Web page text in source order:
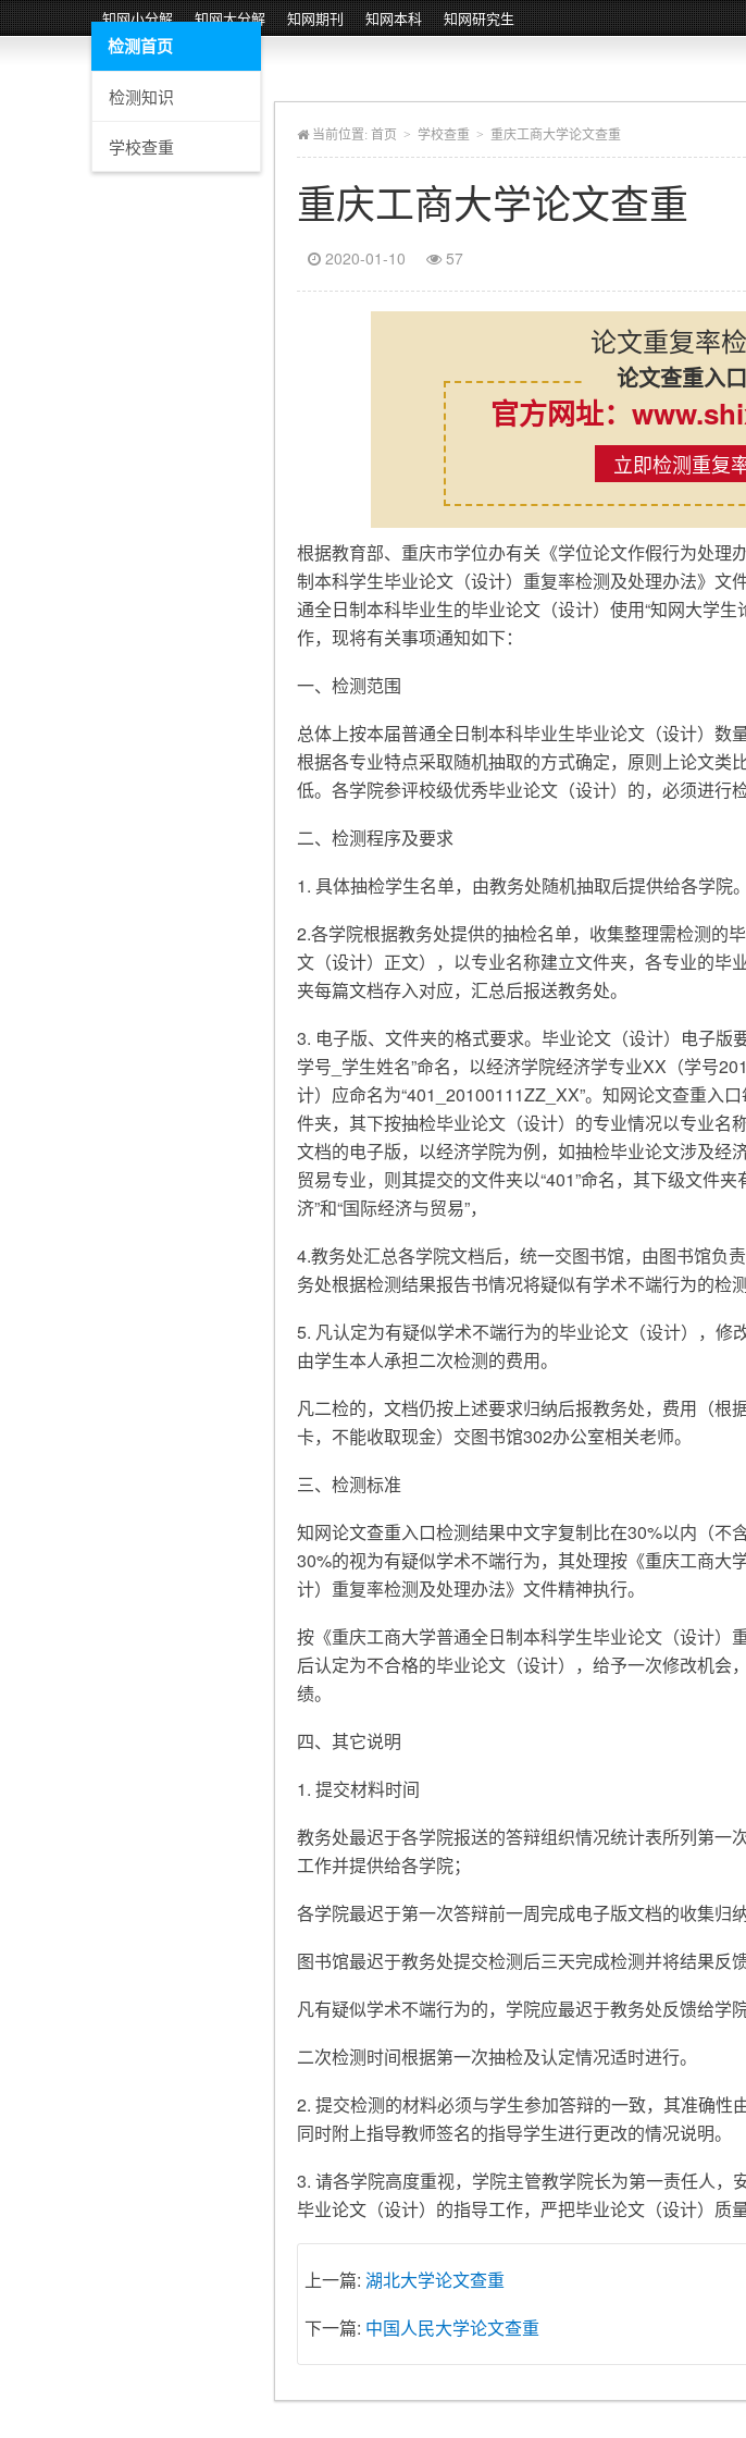
知网小分解 知网大分解 知网期刊 知网本科 知网研究生
检测首页
检测知识
学校查重 当前位置: 首页 > 学校查重 > 重庆工商大学论文查重
重庆工商大学论文查重
2020-01-10 57
论文重复率
论文查重入口
官方网址：
立即检测重复
根据教育部、重庆市学位办有关《学位论文作假行为处理
制本科学生毕业论文（设计）重复率检测及处理办法》文
通全日制本科毕业生的毕业论文（设计）使用“知网大学
作，现将有关事项通知如下：
一、检测范围
总体上按本届普通全日制本科毕业生毕业论文（设计）
根据各专业特点采取随机抽取的方式确定，原则上论文类
低。各学院参评校级优秀毕业论文（设计）的，必须进行检
二、检测程序及要求
1. 具体抽检学生名单，由教务处随机抽取后提供给各学院。
2.各学院根据教务处提供的抽检名单，收集整理需检测的
文（设计）正文），以专业名称建立文件夹，各专业的毕
夹每篇文档存入对应，汇总后报送教务处。
3. 电子版、文件夹的格式要求。毕业论文（设计）电子版
学号_学生姓名”命名，以经济学院经济学专业XX（学号
计）应命名为“401_20100111ZZ_XX”。知网论文查重入
件夹，其下按抽检毕业论文（设计）的专业情况以专业名
文档的电子版，以经济学院为例，如抽检毕业论文涉及经
贸易专业，则其提交的文件夹以“401”命名，其下级文件夹
济”和“国际经济与贸易”，
4.教务处汇总各学院文档后，统一交图书馆，由图书馆负
务处根据检测结果报告书情况将疑似有学术不端行为的检
5. 凡认定为有疑似学术不端行为的毕业论文（设计），修
由学生本人承担二次检测的费用。
凡二检的，文档仍按上述要求归纳后报教务处，费用（根
卡，不能收取现金）交图书馆302办公室相关老师。
三、检测标准
知网论文查重入口检测结果中文字复制比在30%以内（不
30%的视为有疑似学术不端行为，其处理按《重庆工商大
计）重复率检测及处理办法》文件精神执行。
按《重庆工商大学普通全日制本科学生毕业论文（设计）
后认定为不合格的毕业论文（设计），给予一次修改机会
绩。
四、其它说明
1. 提交材料时间
教务处最迟于各学院报送的答辩组织情况统计表所列第一
工作并提供给各学院；
各学院最迟于第一次答辩前一周完成电子版文档的收集归
图书馆最迟于教务处提交检测后三天完成检测并将结果反
凡有疑似学术不端行为的，学院应最迟于教务处反馈给学
二次检测时间根据第一次抽检及认定情况适时进行。
2. 提交检测的材料必须与学生参加答辩的一致，其准确性
同时附上指导教师签名的指导学生进行更改的情况说明。
3. 请各学院高度重视，学院主管教学院长为第一责任人，
毕业论文（设计）的指导工作，严把毕业论文（设计）质量
上一篇: 湖北大学论文查重
下一篇: 中国人民大学论文查重